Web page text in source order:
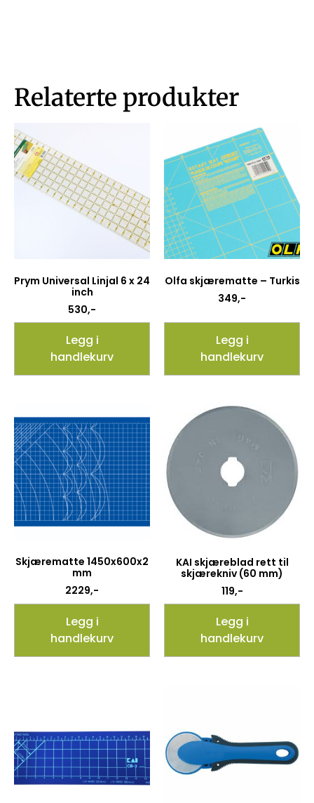
Relaterte produkter
Prym Universal Linjal 6 x 24
inch
530,-
Legg i
handlekurv
Olfa skjærematte – Turkis
349,-
Legg i
handlekurv
Skjærematte 1450x600x2
mm
2229,-
Legg i
handlekurv
KAI skjæreblad rett til
skjærekniv (60 mm)
119,-
Legg i
handlekurv